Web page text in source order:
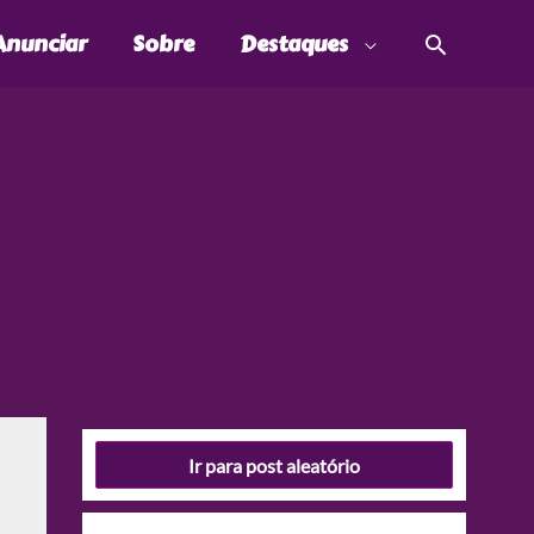
Sobre Destaques
Ir para post aleatório